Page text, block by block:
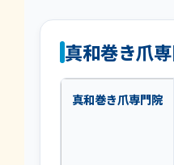
真和巻き爪
真和巻き爪専門院